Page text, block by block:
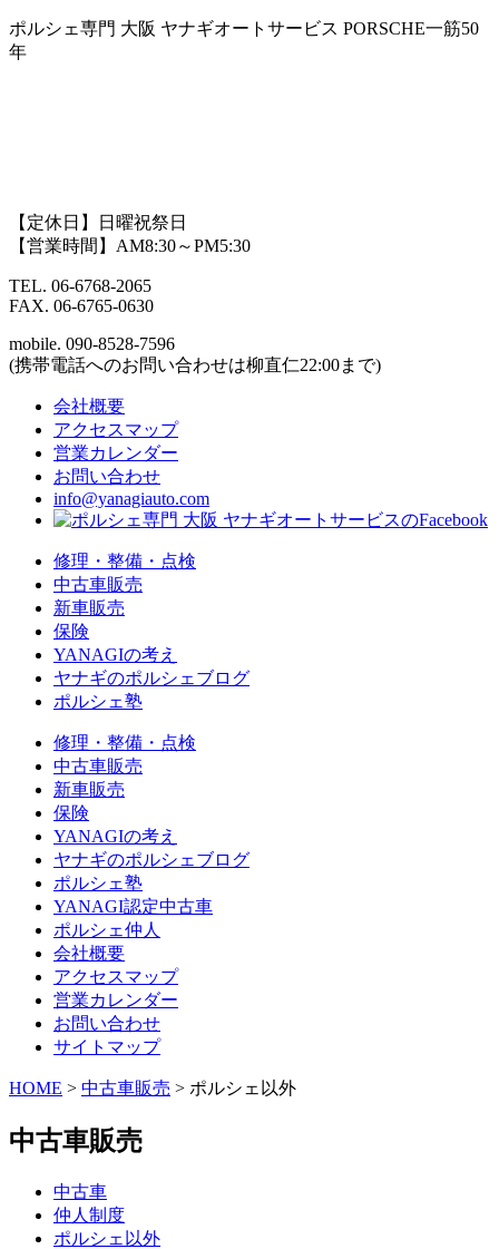
Skip
to
content
ポルシェ専門 大阪 ヤナギオートサービス PORSCHE一筋50
年
【定休日】日曜祝祭日
【営業時間】AM8:30～PM5:30
TEL. 06-6768-2065
FAX. 06-6765-0630
mobile. 090-8528-7596
(携帯電話へのお問い合わせは柳直仁22:00まで)
会社概要
アクセスマップ
営業カレンダー
お問い合わせ
info@yanagiauto.com
修理・整備・点検
中古車販売
新車販売
保険
YANAGIの考え
ヤナギのポルシェブログ
ポルシェ塾
修理・整備・点検
中古車販売
新車販売
保険
YANAGIの考え
ヤナギのポルシェブログ
ポルシェ塾
YANAGI認定中古車
ポルシェ仲人
会社概要
アクセスマップ
営業カレンダー
お問い合わせ
サイトマップ
HOME > 中古車販売 > ポルシェ以外
中古車販売
中古車
仲人制度
ポルシェ以外